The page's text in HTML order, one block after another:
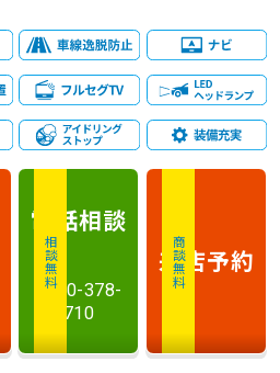
相談無料
電話相談
0120-378-
710
商談無料
来店予約